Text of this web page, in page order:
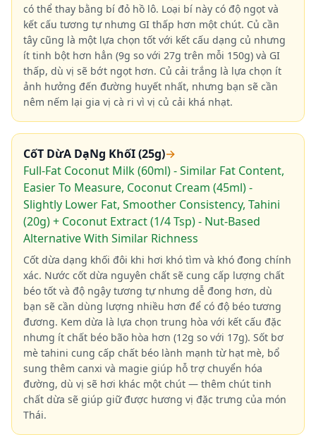
có thể thay bằng bí đỏ hồ lô. Loại bí này có độ ngọt và
kết cấu tương tự nhưng GI thấp hơn một chút. Củ cần
tây cũng là một lựa chọn tốt với kết cấu dạng củ nhưng
ít tinh bột hơn hẳn (9g so với 27g trên mỗi 150g) và GI
thấp, dù vị sẽ bớt ngọt hơn. Củ cải trắng là lựa chọn ít
ảnh hưởng đến đường huyết nhất, nhưng bạn sẽ cần
nêm nếm lại gia vị cà ri vì vị củ cải khá nhạt.
CốT DừA DạNg KhốI (25g)→
Full-Fat Coconut Milk (60ml) - Similar Fat Content,
Easier To Measure, Coconut Cream (45ml) -
Slightly Lower Fat, Smoother Consistency, Tahini
(20g) + Coconut Extract (1/4 Tsp) - Nut-Based
Alternative With Similar Richness
Cốt dừa dạng khối đôi khi hơi khó tìm và khó đong chính
xác. Nước cốt dừa nguyên chất sẽ cung cấp lượng chất
béo tốt và độ ngậy tương tự nhưng dễ đong hơn, dù
bạn sẽ cần dùng lượng nhiều hơn để có độ béo tương
đương. Kem dừa là lựa chọn trung hòa với kết cấu đặc
nhưng ít chất béo bão hòa hơn (12g so với 17g). Sốt bơ
mè tahini cung cấp chất béo lành mạnh từ hạt mè, bổ
sung thêm canxi và magie giúp hỗ trợ chuyển hóa
đường, dù vị sẽ hơi khác một chút — thêm chút tinh
chất dừa sẽ giúp giữ được hương vị đặc trưng của món
Thái.